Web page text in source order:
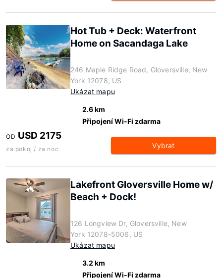
Hot Tub + Deck: Waterfront
Home on Sacandaga Lake
246 Maple Ridge Road, Gloversville, New
York 12078, US
Ukázat mapu
2.6 km
Připojení Wi-Fi zdarma
OD USD 2175
za pokoj / za noc Vybrat
Lakefront Gloversville Home w/
Beach + Dock!
126 Longview Dr, Gloversville, New
York 12078-5006, US
Ukázat mapu
3.2 km
Připojení Wi-Fi zdarma